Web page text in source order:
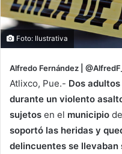
Foto: Ilustrativa
Alfredo Fernández |
Atlixco, Pue.- Dos
durante un violento
sujetos en el municipio de
soportó las heridas y
delincuentes se llevaban